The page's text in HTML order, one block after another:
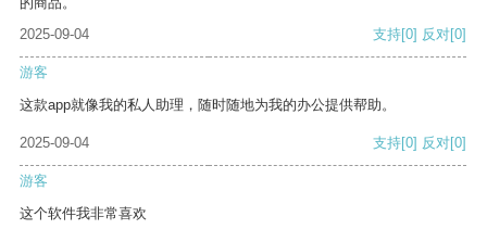
2025-09-04
支持[0] 反对[0]
游客
这款app就像我的私人助理，随时随地为我的办公提供帮助。
2025-09-04 支持[0] 反对[0]
游客
这个软件我非常喜欢